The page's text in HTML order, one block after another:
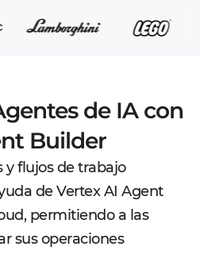
de IA con
Builder
y flujos de trabajo
de Vertex AI Agent
permitiendo a las
sus operaciones